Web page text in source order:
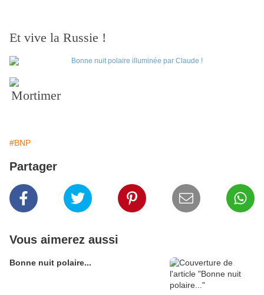
Et vive la Russie !
Mortimer
#BNP
Partager
Vous aimerez aussi
Bonne nuit polaire...